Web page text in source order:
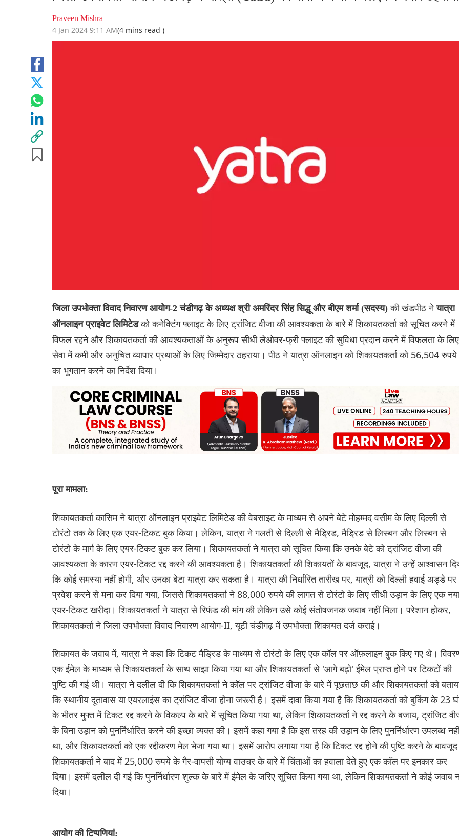
Praveen Mishra
4 Jan 2024 9:11 AM(4 mins read )
जिला उपभोक्ता विवाद निवारण आयोग-2 चंडीगढ़ के अध्यक्ष श्री अमरिंदर सिंह सिद्धू और बीएम शर्मा (सदस्य) की खंडपीठ नेयात्रा
ऑनलाइन प्राइवेट लिमिटेडको कनेक्टिंग फ्लाइट के लिए ट्रांजिट वीजा की आवश्यकता के बारे में शिकायतकर्ता को सूचित करने में
विफल रहने और शिकायतकर्ता की आवश्यकताओं के अनुरूप सीधी लेओवर-फ्री फ्लाइट की सुविधा प्रदान करने में विफलता के लिए
सेवा में कमी और अनुचित व्यापार प्रथाओं के लिए जिम्मेदार ठहराया। पीठ ने यात्रा ऑनलाइन को शिकायतकर्ता को 56,504 रुपये
का भुगतान करने का निर्देश दिया।
पूरा मामला:
शिकायतकर्ता कासिम ने यात्रा ऑनलाइन प्राइवेट लिमिटेड की वेबसाइट के माध्यम से अपने बेटे मोहम्मद वसीम के लिए दिल्ली से
टोरंटो तक के लिए एक एयर-टिकट बुक किया। लेकिन, यात्रा ने गलती से दिल्ली से मैड्रिड, मैड्रिड से लिस्बन और लिस्बन से
टोरंटो के मार्ग के लिए एयर-टिकट बुक कर लिया। शिकायतकर्ता ने यात्रा को सूचित किया कि उनके बेटे को ट्रांजिट वीजा की
आवश्यकता के कारण एयर-टिकट रद्द करने की आवश्यकता है। शिकायतकर्ता की शिकायतों के बावजूद, यात्रा ने उन्हें आश्वासन
कि कोई समस्या नहीं होगी, और उनका बेटा यात्रा कर सकता है। यात्रा की निर्धारित तारीख पर, यात्री को दिल्ली हवाई अड्डे पर
प्रवेश करने से मना कर दिया गया, जिससे शिकायतकर्ता ने 88,000 रुपये की लागत से टोरंटो के लिए सीधी उड़ान के लिए एक
एयर-टिकट खरीदा। शिकायतकर्ता ने यात्रा से रिफंड की मांग की लेकिन उसे कोई संतोषजनक जवाब नहीं मिला। परेशान होकर,
शिकायतकर्ता ने जिला उपभोक्ता विवाद निवारण आयोग-II, यूटी चंडीगढ़ में उपभोक्ता शिकायत दर्ज कराई।
शिकायत के जवाब में, यात्रा ने कहा कि टिकट मैड्रिड के माध्यम से टोरंटो के लिए एक कॉल पर ऑफ़लाइन बुक किए गए थे।
एक ईमेल के माध्यम से शिकायतकर्ता के साथ साझा किया गया था और शिकायतकर्ता से 'आगे बढ़ो' ईमेल प्राप्त होने पर टिकटों की
पुष्टि की गई थी। यात्रा ने दलील दी कि शिकायतकर्ता ने कॉल पर ट्रांजिट वीजा के बारे में पूछताछ की और शिकायतकर्ता को
कि स्थानीय दूतावास या एयरलाइंस का ट्रांजिट वीजा होना जरूरी है। इसमें दावा किया गया है कि शिकायतकर्ता को बुकिंग के 23
के भीतर मुफ्त में टिकट रद्द करने के विकल्प के बारे में सूचित किया गया था, लेकिन शिकायतकर्ता ने रद्द करने के बजाय, ट्रांजिट
के बिना उड़ान को पुनर्निर्धारित करने की इच्छा व्यक्त की। इसमें कहा गया है कि इस तरह की उड़ान के लिए पुनर्निर्धारण उपलब्ध
था, और शिकायतकर्ता को एक रद्दीकरण मेल भेजा गया था। इसमें आरोप लगाया गया है कि टिकट रद्द होने की पुष्टि करने के बावजूद
शिकायतकर्ता ने बाद में 25,000 रुपये के गैर-वापसी योग्य वाउचर के बारे में चिंताओं का हवाला देते हुए एक कॉल पर इनकार कर
दिया। इसमें दलील दी गई कि पुनर्निर्धारण शुल्क के बारे में ईमेल के जरिए सूचित किया गया था, लेकिन शिकायतकर्ता ने कोई जवाब
दिया।
आयोग की टिप्पणियां: